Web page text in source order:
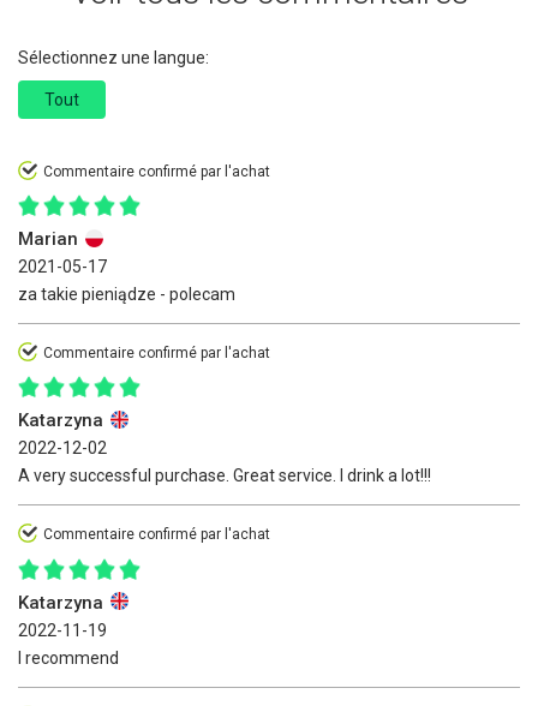
Sélectionnez une langue:
Tout
Commentaire confirmé par l'achat
Marian
2021-05-17
za takie pieniądze - polecam
Commentaire confirmé par l'achat
Katarzyna
2022-12-02
A very successful purchase. Great service. I drink a lot!!!
Commentaire confirmé par l'achat
Katarzyna
2022-11-19
I recommend